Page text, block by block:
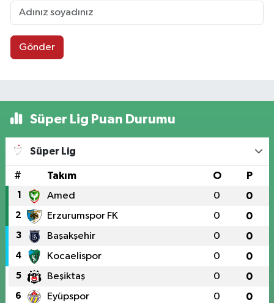
Gönder
Süper Lig Puan Durumu
Süper Lig
# Takım O P
1 Amed 0 0
2 Erzurumspor FK 0 0
3 Başakşehir 0 0
4 Kocaelispor 0 0
5 Beşiktaş 0 0
6 Eyüpspor 0 0